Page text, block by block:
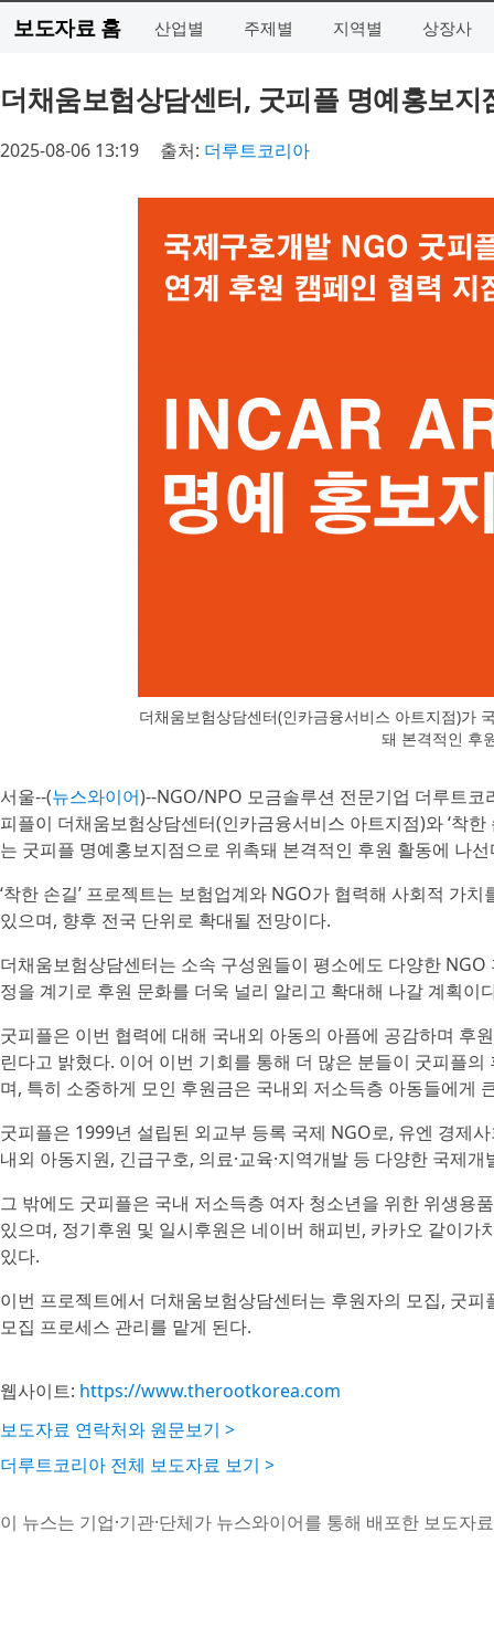
보도자료 홈 산업별 주제별 지역별 상장사
더채움보험상담센터, 굿피플 명예홍보
2025-08-06 13:19 출처: 더루트코리아
더채움보험상담센터(인카금융서비스 아트지점)가
돼 본격적인 후
서울--(뉴스와이어)--NGO/NPO 모금솔루션 전문기업 더루트
피플이 더채움보험상담센터(인카금융서비스 아트지점)와 ‘착
는 굿피플 명예홍보지점으로 위촉돼 본격적인 후원 활동에 나선
‘착한 손길’ 프로젝트는 보험업계와 NGO가 협력해 사회적 가
있으며, 향후 전국 단위로 확대될 전망이다.
더채움보험상담센터는 소속 구성원들이 평소에도 다양한
정을 계기로 후원 문화를 더욱 널리 알리고 확대해 나갈 계획이
굿피플은 이번 협력에 대해 국내외 아동의 아픔에 공감하며 후
린다고 밝혔다. 이어 이번 기회를 통해 더 많은 분들이 굿피플
며, 특히 소중하게 모인 후원금은 국내외 저소득층 아동들에게
굿피플은 1999년 설립된 외교부 등록 국제 NGO로, 유엔 경제
내외 아동지원, 긴급구호, 의료·교육·지역개발 등 다양한 국제
그 밖에도 굿피플은 국내 저소득층 여자 청소년을 위한 위생용
있으며, 정기후원 및 일시후원은 네이버 해피빈, 카카오 같이
있다.
이번 프로젝트에서 더채움보험상담센터는 후원자의 모집, 굿
모집 프로세스 관리를 맡게 된다.
웹사이트: https://www.therootkorea.com
보도자료 연락처와 원문보기 >
더루트코리아 전체 보도자료 보기 >
이 뉴스는 기업·기관·단체가 뉴스와이어를 통해 배포한 보도자